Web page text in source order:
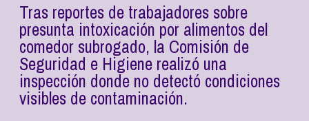
Tras reportes de trabajadores sobre
presunta intoxicación por alimentos del
comedor subrogado, la Comisión de
Seguridad e Higiene realizó una
inspección donde no detectó condiciones
visibles de contaminación.